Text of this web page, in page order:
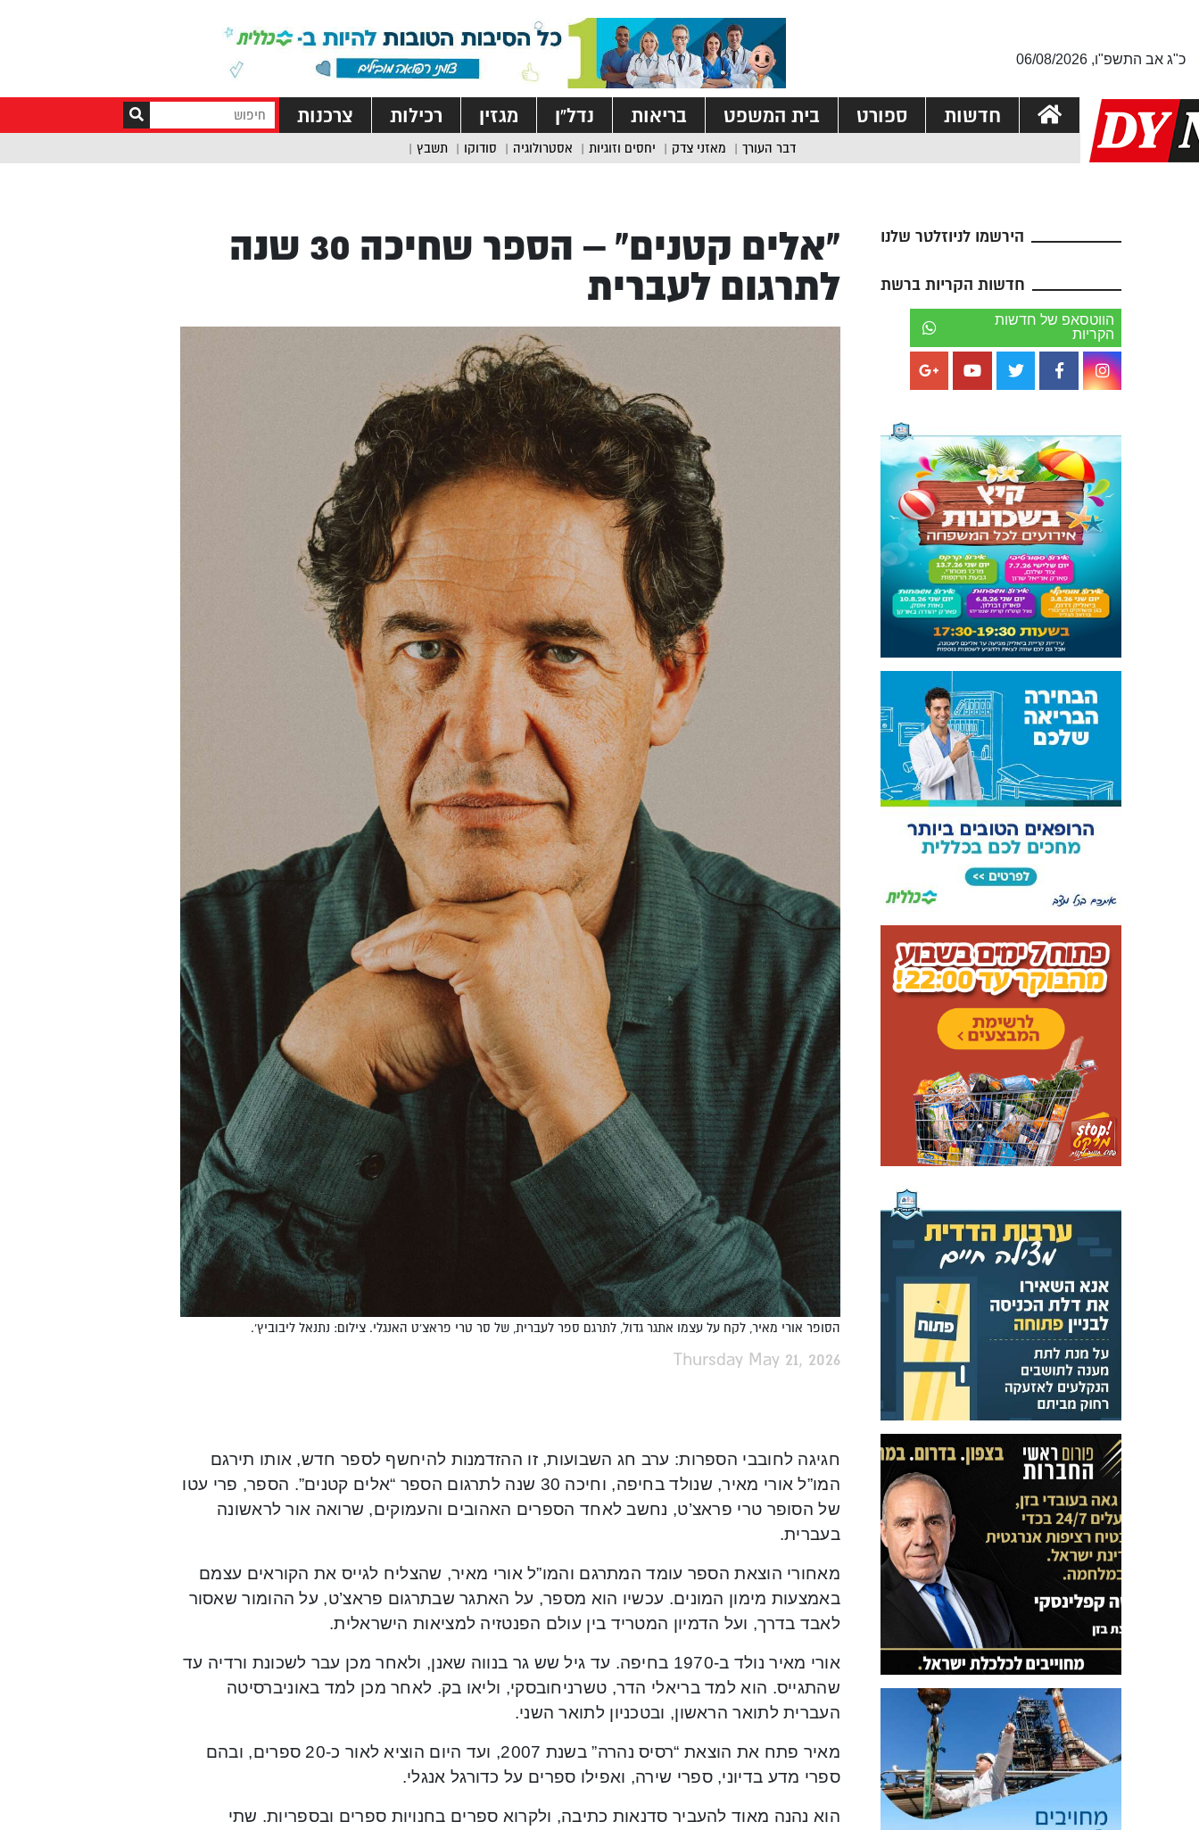
כ"ג אב התשפ"ו, 06/08/2026
חדשות ספורט בית המשפט בריאות נדל”ן מגזין רכילות צרכנות
דבר העורך מאזני צדק יחסים וזוגיות אסטרולוגיה סודוקו תשבץ
הירשמו לניוזלטר שלנו
חדשות הקריות ברשת
הווטסאפ של חדשות
הקריות
“אלים קטנים” – הספר שחיכה 30 שנה
לתרגום לעברית
הסופר אורי מאיר, לקח על עצמו אתגר גדול, לתרגם ספר לעברית, של סר טרי פראצ'ט האנגלי. צילום: נתנאל ליבוביץ'.
Thursday May 21, 2026
חגיגה לחובבי הספרות: ערב חג השבועות, זו ההזדמנות להיחשף לספר חדש, אותו תירגם
המו”ל אורי מאיר, שנולד בחיפה, וחיכה 30 שנה לתרגום הספר “אלים קטנים”. הספר, פרי עטו
של הסופר טרי פראצ’ט, נחשב לאחד הספרים האהובים והעמוקים, שרואה אור לראשונה
בעברית.
מאחורי הוצאת הספר עומד המתרגם והמו”ל אורי מאיר, שהצליח לגייס את הקוראים עצמם
באמצעות מימון המונים. עכשיו הוא מספר, על האתגר שבתרגום פראצ’ט, על ההומור שאסור
לאבד בדרך, ועל הדמיון המטריד בין עולם הפנטזיה למציאות הישראלית.
אורי מאיר נולד ב-1970 בחיפה. עד גיל שש גר בנווה שאנן, ולאחר מכן עבר לשכונת ורדיה עד
שהתגייס. הוא למד בריאלי הדר, טשרניחובסקי, וליאו בק. לאחר מכן למד באוניברסיטה
העברית לתואר הראשון, ובטכניון לתואר השני.
מאיר פתח את הוצאת “רסיס נהרה” בשנת 2007, ועד היום הוציא לאור כ-20 ספרים, ובהם
ספרי מדע בדיוני, ספרי שירה, ואפילו ספרים על כדורגל אנגלי.
הוא נהנה מאוד להעביר סדנאות כתיבה, ולקרוא ספרים בחנויות ספרים ובספריות. שתי